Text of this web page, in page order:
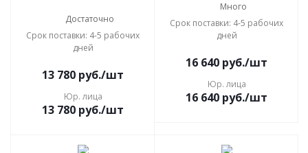
Достаточно
Срок поставки: 4-5 рабочих
дней
13 780 руб./шт
Юр. лица
13 780 руб./шт
Много
Срок поставки: 4-5 рабочих
дней
16 640 руб./шт
Юр. лица
16 640 руб./шт